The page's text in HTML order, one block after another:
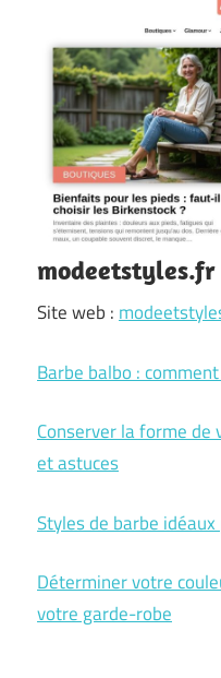
modeetstyles.fr
Site web :
Barbe balbo :
Conserver la forme
et astuces
Styles de barbe
Déterminer votre
votre garde-robe